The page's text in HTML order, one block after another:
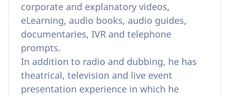
corporate and explanatory videos,
eLearning, audio books, audio guides,
documentaries, IVR and telephone
prompts.
In addition to radio and dubbing, he has
theatrical, television and live event
presentation experience in which he